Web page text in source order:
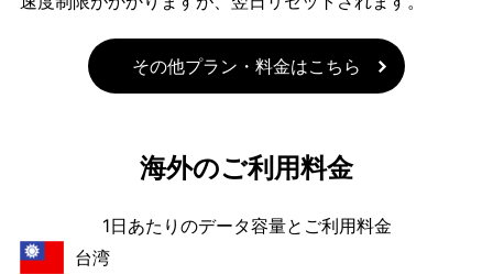
その他プラン・料金はこちら
海外のご利用料金
1日あたりのデータ容量とご利用料金
台湾